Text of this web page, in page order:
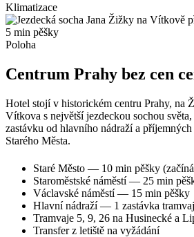
Klimatizace
5 min pěšky
Poloha
Centrum Prahy bez cen
Hotel stojí v historickém centru Prahy,
Vítkova s největší jezdeckou sochou
zastávku od hlavního nádraží a
Starého Města.
Staré Město — 10 min pěšky
Staroměstské náměstí — 25 min
Václavské náměstí — 15 min pěšky
Hlavní nádraží — 1 zastávka
Tramvaje 5, 9, 26 na Husinecké a
Transfer z letiště na vyžádání